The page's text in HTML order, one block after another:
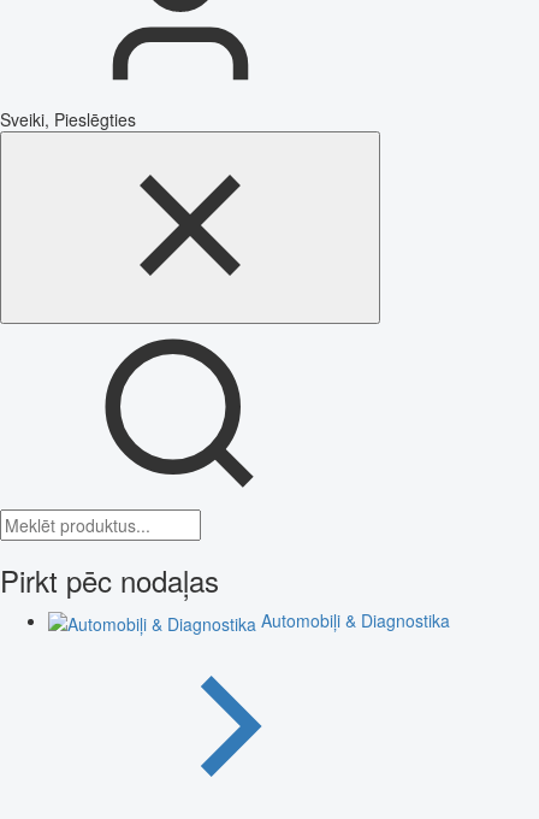
Sveiki, Pieslēgties
Pirkt pēc nodaļas
Automobiļi & Diagnostika